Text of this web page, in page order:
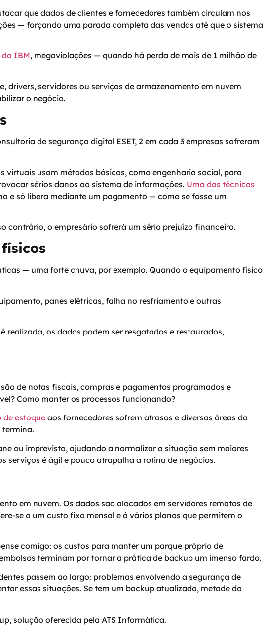
que dados de clientes e fornecedores também circulam nos
— forçando uma parada completa das vendas até que o sistema
da IBM, megaviolações — quando há perda de mais de 1 milhão de
drivers, servidores ou serviços de armazenamento em nuvem
o negócio.
de segurança digital ESET, 2 em cada 3 empresas sofreram
virtuais usam métodos básicos, como engenharia social, para
sérios danos ao sistema de informações. Uma das técnicas
e só libera mediante um pagamento — como se fosse um
contrário, o empresário sofrerá um sério prejuízo financeiro.
— uma forte chuva, por exemplo. Quando o equipamento físico
panes elétricas, falha no resfriamento e outras
os dados podem ser resgatados e restaurados,
de notas fiscais, compras e pagamentos programados e
Como manter os processos funcionando?
de estoque aos fornecedores sofrem atrasos e diversas áreas da
termina.
ou imprevisto, ajudando a normalizar a situação sem maiores
serviços é ágil e pouco atrapalha a rotina de negócios.
em nuvem. Os dados são alocados em servidores remotos de
se a um custo fixo mensal e á vários planos que permitem o
comigo: os custos para manter um parque próprio de
terminam por tornar a prática de backup um imenso fardo.
passem ao largo: problemas envolvendo a segurança de
essas situações. Se tem um backup atualizado, metade do
, solução oferecida pela ATS Informática.